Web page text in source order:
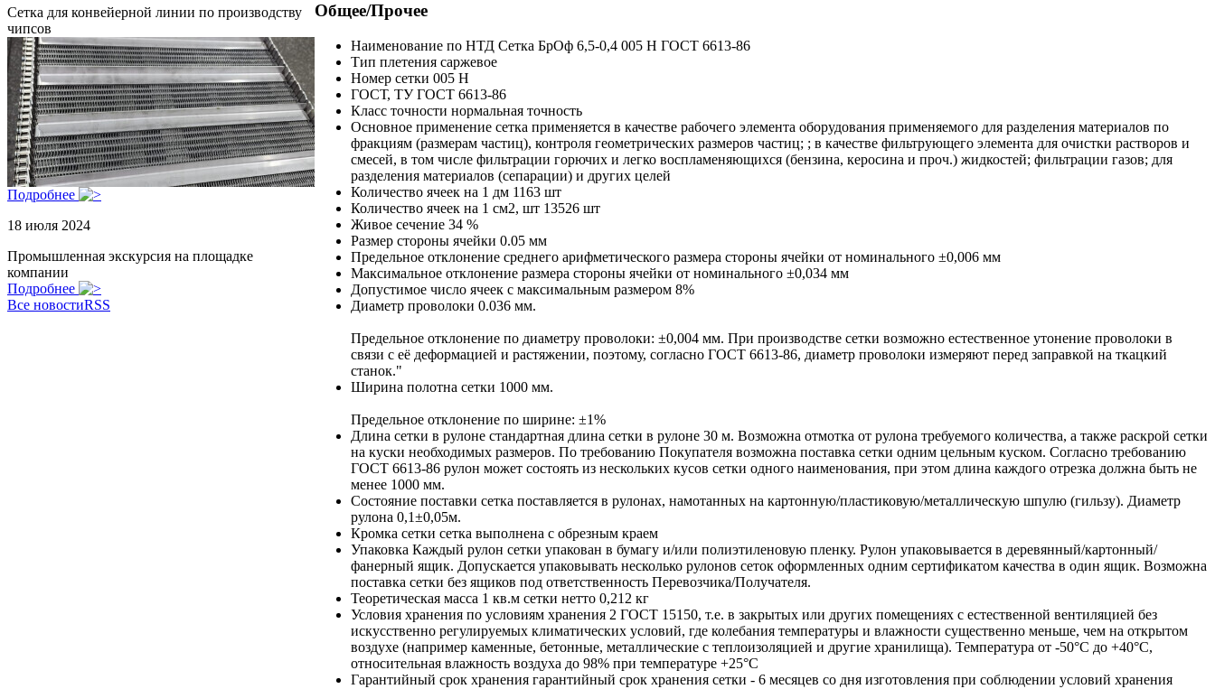
Сетка для конвейерной линии по производству
чипсов
Подробнее
18 июля 2024
Промышленная экскурсия на площадке
компании
Подробнее
Все новостиRSS
Общее/Прочее
Наименование по НТД Сетка БрОф 6,5-0,4 005 Н ГОСТ 6613-86
Тип плетения саржевое
Номер сетки 005 Н
ГОСТ, ТУ ГОСТ 6613-86
Класс точности нормальная точность
Основное применение сетка применяется в качестве рабочего элемента оборудования применяемого для разделения материалов по
фракциям (размерам частиц), контроля геометрических размеров частиц; ; в качестве фильтрующего элемента для очистки растворов и
смесей, в том числе фильтрации горючих и легко воспламеняющихся (бензина, керосина и проч.) жидкостей; фильтрации газов; для
разделения материалов (сепарации) и других целей
Количество ячеек на 1 дм 1163 шт
Количество ячеек на 1 см2, шт 13526 шт
Живое сечение 34 %
Размер стороны ячейки 0.05 мм
Предельное отклонение среднего арифметического размера стороны ячейки от номинального ±0,006 мм
Максимальное отклонение размера стороны ячейки от номинального ±0,034 мм
Допустимое число ячеек с максимальным размером 8%
Диаметр проволоки 0.036 мм.
Предельное отклонение по диаметру проволоки: ±0,004 мм. При производстве сетки возможно естественное утонение проволоки в
связи с её деформацией и растяжении, поэтому, согласно ГОСТ 6613-86, диаметр проволоки измеряют перед заправкой на ткацкий
станок."
Ширина полотна сетки 1000 мм.
Предельное отклонение по ширине: ±1%
Длина сетки в рулоне стандартная длина сетки в рулоне 30 м. Возможна отмотка от рулона требуемого количества, а также раскрой сетки
на куски необходимых размеров. По требованию Покупателя возможна поставка сетки одним цельным куском. Согласно требованию
ГОСТ 6613-86 рулон может состоять из нескольких кусов сетки одного наименования, при этом длина каждого отрезка должна быть не
менее 1000 мм.
Состояние поставки сетка поставляется в рулонах, намотанных на картонную/пластиковую/металлическую шпулю (гильзу). Диаметр
рулона 0,1±0,05м.
Кромка сетки сетка выполнена с обрезным краем
Упаковка Каждый рулон сетки упакован в бумагу и/или полиэтиленовую пленку. Рулон упаковывается в деревянный/картонный/
фанерный ящик. Допускается упаковывать несколько рулонов сеток оформленных одним сертификатом качества в один ящик. Возможна
поставка сетки без ящиков под ответственность Перевозчика/Получателя.
Теоретическая масса 1 кв.м сетки нетто 0,212 кг
Условия хранения по условиям хранения 2 ГОСТ 15150, т.е. в закрытых или других помещениях с естественной вентиляцией без
искусственно регулируемых климатических условий, где колебания температуры и влажности существенно меньше, чем на открытом
воздухе (например каменные, бетонные, металлические с теплоизоляцией и другие хранилища). Температура от -50°С до +40°С,
относительная влажность воздуха до 98% при температуре +25°С
Гарантийный срок хранения гарантийный срок хранения сетки - 6 месяцев со дня изготовления при соблюдении условий хранения